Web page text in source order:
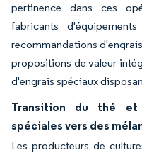
pertinence dans ces
fabricants
recommandations
propositions de valeur
d'engrais spéciaux
Transition du thé et
spéciales vers des
Les producteurs de